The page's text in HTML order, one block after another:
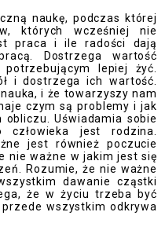
naukę, podczas której
których wcześniej nie
praca i ile radości dają
Dostrzega wartość
lepiej żyć.
i dostrzega ich wartość.
i że towarzyszy nam
czym są problemy i jak
Uświadamia sobie
jest rodzina.
jest również poczucie
nie ważne w jakim jest się
Rozumie, że nie ważne
dawanie cząstki
że w życiu trzeba być
wszystkim odkrywa